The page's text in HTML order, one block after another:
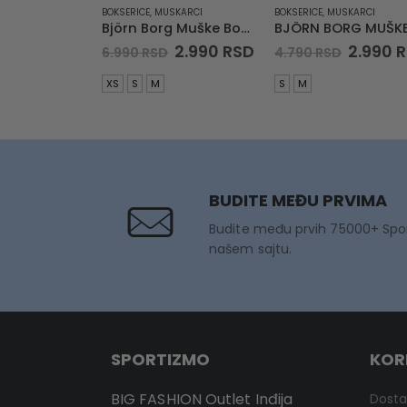
BOKSERICE, MUSKARCI
Björn Borg Muške Bokserice Premium Cotton Stretch Boxer 3-pack 3p
6.990RSD Original
2.990 RSD Current
2.990 RSD.
XS S M
BOKSERICE, MUSKARCI
4.790RSD 2.990
S M
BUDITE MEĐU PRVIMA
Budite među prvih 75000+
našem sajtu.
SPORTIZMO
BIG FASHION Outlet Inđija